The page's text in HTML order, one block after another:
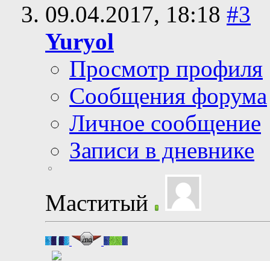
09.04.2017, 18:18 #3
Yuryol
Просмотр профиля
Сообщения форума
Личное сообщение
Записи в дневнике
Маститый